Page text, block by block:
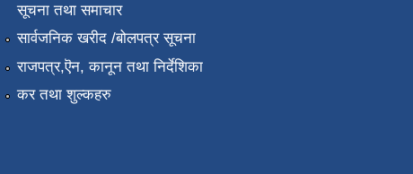
सूचना तथा समाचार
सार्वजनिक खरीद /बोलपत्र सूचना
राजपत्र,ऎन, कानून तथा निर्देशिका
कर तथा शुल्कहरु